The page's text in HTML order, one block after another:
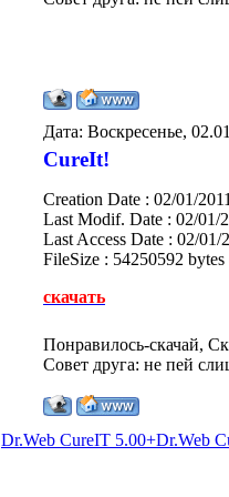
Дата: Воскресенье,
CureIt!
Creation Date : 02/01/
Last Modif. Date : 02/01/
Last Access Date : 02/01/
FileSize : 54250592
скачать
Понравилось-скачай,
Совет друга: не пей
Dr.Web CureIT 5.00+Dr.Web